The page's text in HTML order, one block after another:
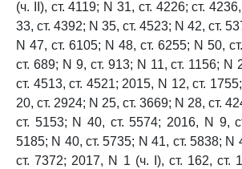
(ч. II), ст. 4119; N 31, ст. 4226; ст.
33, ст. 4392; N 35, ст. 4523; N 42, ст.
N 47, ст. 6105; N 48, ст. 6255; N 50,
ст. 689; N 9, ст. 913; N 11, ст. 1156; N
ст. 4513, ст. 4521; 2015, N 12, ст.
20, ст. 2924; N 25, ст. 3669; N 28, ст.
ст. 5153; N 40, ст. 5574; 2016, N 9,
5185; N 40, ст. 5735; N 41, ст. 5838; N
ст. 7372; 2017, N 1 (ч. I), ст. 162, ст.